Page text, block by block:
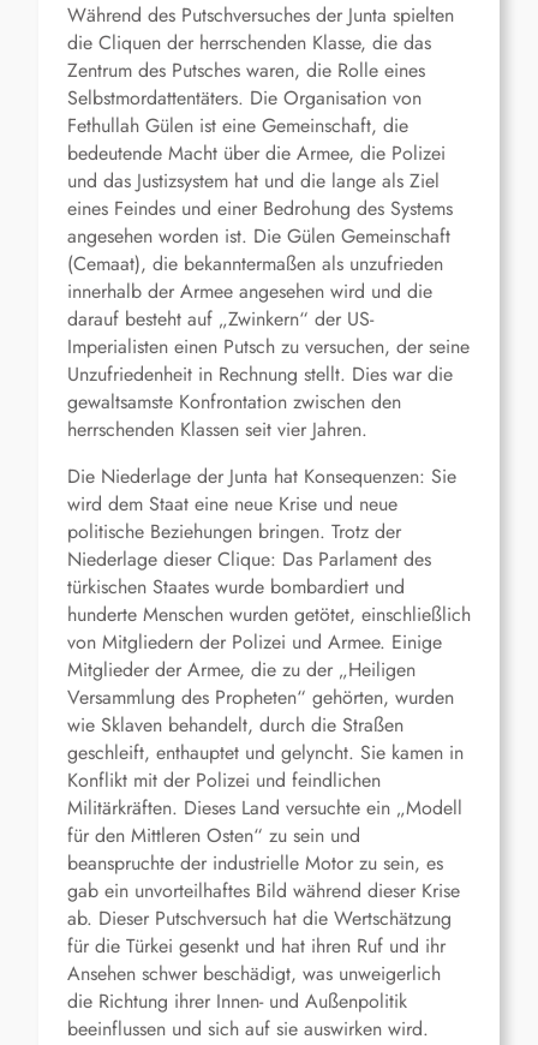
Während des Putschversuches der Junta spielten
die Cliquen der herrschenden Klasse, die das
Zentrum des Putsches waren, die Rolle eines
Selbstmordattentäters. Die Organisation von
Fethullah Gülen ist eine Gemeinschaft, die
bedeutende Macht über die Armee, die Polizei
und das Justizsystem hat und die lange als Ziel
eines Feindes und einer Bedrohung des Systems
angesehen worden ist. Die Gülen Gemeinschaft
(Cemaat), die bekanntermaßen als unzufrieden
innerhalb der Armee angesehen wird und die
darauf besteht auf „Zwinkern“ der US-
Imperialisten einen Putsch zu versuchen, der seine
Unzufriedenheit in Rechnung stellt. Dies war die
gewaltsamste Konfrontation zwischen den
herrschenden Klassen seit vier Jahren.
Die Niederlage der Junta hat Konsequenzen: Sie
wird dem Staat eine neue Krise und neue
politische Beziehungen bringen. Trotz der
Niederlage dieser Clique: Das Parlament des
türkischen Staates wurde bombardiert und
hunderte Menschen wurden getötet, einschließlich
von Mitgliedern der Polizei und Armee. Einige
Mitglieder der Armee, die zu der „Heiligen
Versammlung des Propheten“ gehörten, wurden
wie Sklaven behandelt, durch die Straßen
geschleift, enthauptet und gelyncht. Sie kamen in
Konflikt mit der Polizei und feindlichen
Militärkräften. Dieses Land versuchte ein „Modell
für den Mittleren Osten“ zu sein und
beanspruchte der industrielle Motor zu sein, es
gab ein unvorteilhaftes Bild während dieser Krise
ab. Dieser Putschversuch hat die Wertschätzung
für die Türkei gesenkt und hat ihren Ruf und ihr
Ansehen schwer beschädigt, was unweigerlich
die Richtung ihrer Innen- und Außenpolitik
beeinflussen und sich auf sie auswirken wird.